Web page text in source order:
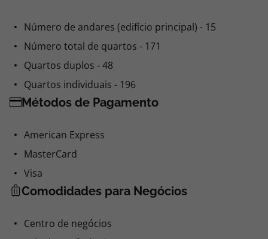
Número de andares (edifício principal) - 15
Número total de quartos - 171
Quartos duplos - 48
Quartos individuais - 196
Métodos de Pagamento
American Express
MasterCard
Visa
Comodidades para Negócios
Centro de negócios